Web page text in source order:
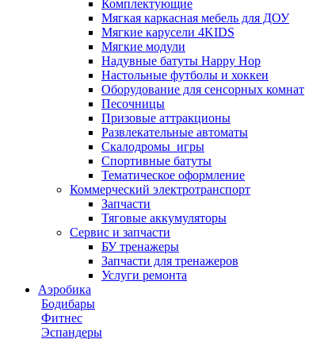
Комплектующие
Мягкая каркасная мебель для ДОУ
Мягкие карусели 4KIDS
Мягкие модули
Надувные батуты Happy Hop
Настольные футболы и хоккеи
Оборудование для сенсорных комнат
Песочницы
Призовые аттракционы
Развлекательные автоматы
Скалодромы_игры
Спортивные батуты
Тематическое оформление
Коммерческий электротранспорт
Запчасти
Тяговые аккумуляторы
Сервис и запчасти
БУ тренажеры
Запчасти для тренажеров
Услуги ремонта
Аэробика
Бодибары
Фитнес
Эспандеры